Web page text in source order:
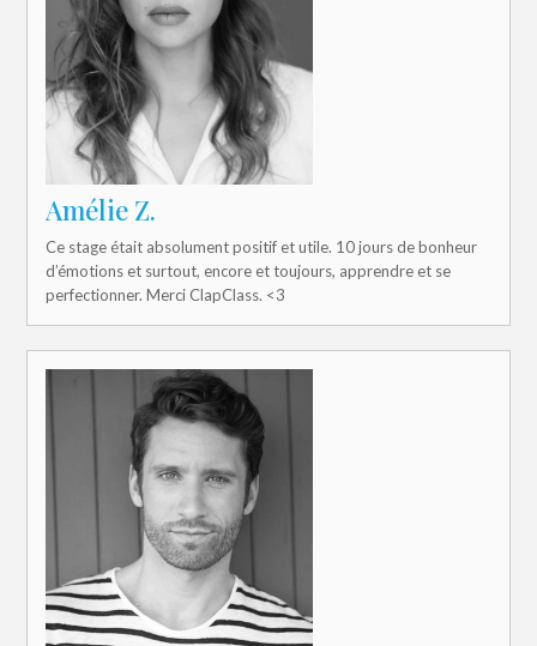
Amélie Z.
Ce stage était absolument positif et utile. 10 jours de bonheur
d’émotions et surtout, encore et toujours, apprendre et se
perfectionner. Merci ClapClass. <3